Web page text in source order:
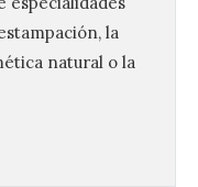
la
natural o la